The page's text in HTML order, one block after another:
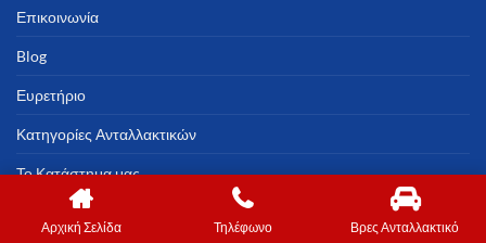
Επικοινωνία
Blog
Ευρετήριο
Κατηγορίες Ανταλλακτικών
Το Κατάστημα μας
Αρχική Σελίδα Τηλέφωνο Βρες Ανταλλακτικό